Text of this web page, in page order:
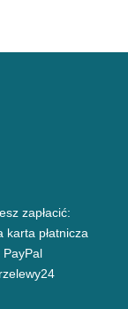
zapłacić:
karta płatnicza
PayPal